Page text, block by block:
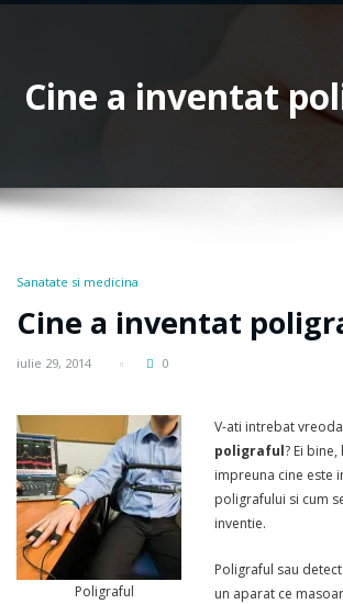
Cine a inventat
Sanatate si medicina
Cine a inventat
iulie 29, 2014 0
Poligraful
V-ati intrebat
poligraful? Ei
impreuna cine este
poligrafului si cum
inventie.
Poligraful sau
un aparat ce